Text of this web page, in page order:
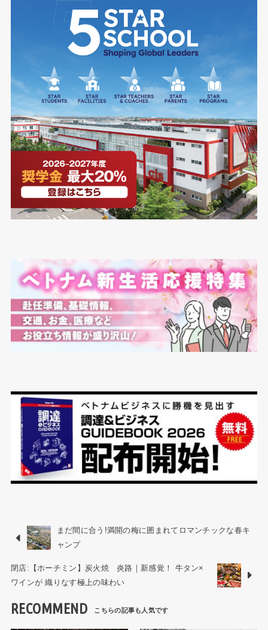
まだ間に合う!満開の梅に囲まれてロマンチックな春キ
ャンプ
閉店:【ホーチミン】炭火焼 炎路｜新感覚！ 牛タン×
ワインが 織りなす極上の味わい
RECOMMEND